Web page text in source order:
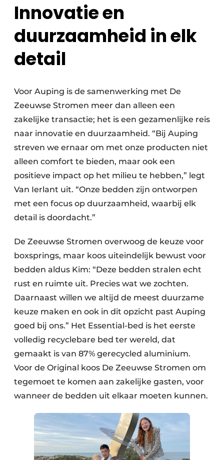
Innovatie en
duurzaamheid in elk
detail
Voor Auping is de samenwerking met De
Zeeuwse Stromen meer dan alleen een
zakelijke transactie; het is een gezamenlijke reis
naar innovatie en duurzaamheid. “Bij Auping
streven we ernaar om met onze producten niet
alleen comfort te bieden, maar ook een
positieve impact op het milieu te hebben,” legt
Van Ierlant uit. “Onze bedden zijn ontworpen
met een focus op duurzaamheid, waarbij elk
detail is doordacht.”
De Zeeuwse Stromen overwoog de keuze voor
boxsprings, maar koos uiteindelijk bewust voor
bedden aldus Kim: “Deze bedden stralen echt
rust en ruimte uit. Precies wat we zochten.
Daarnaast willen we altijd de meest duurzame
keuze maken en ook in dit opzicht past Auping
goed bij ons.” Het Essential-bed is het eerste
volledig recyclebare bed ter wereld, dat
gemaakt is van 87% gerecycled aluminium.
Voor de Original koos De Zeeuwse Stromen om
tegemoet te komen aan zakelijke gasten, voor
wanneer de bedden uit elkaar moeten kunnen.